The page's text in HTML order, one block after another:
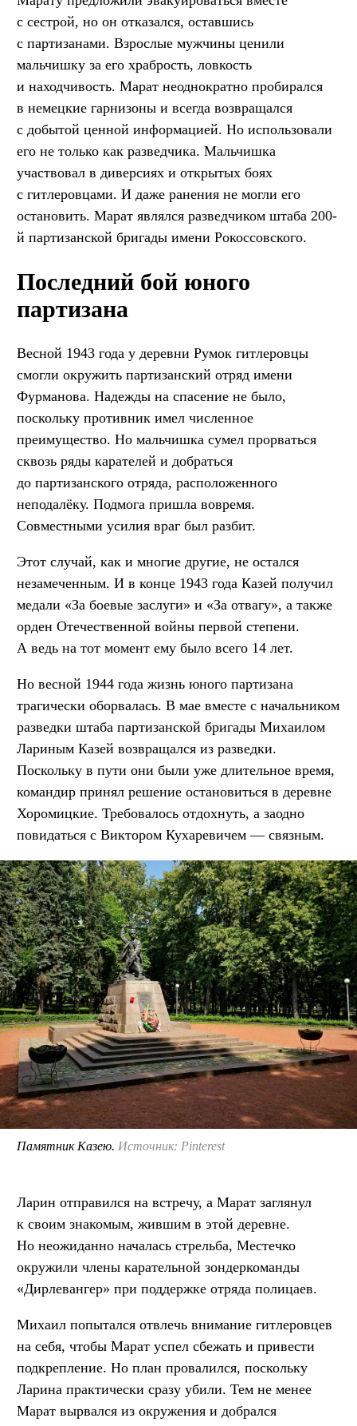
с сестрой, но он отказался, оставшись
с партизанами. Взрослые мужчины ценили
мальчишку за его храбрость, ловкость
и находчивость. Марат неоднократно пробирался
в немецкие гарнизоны и всегда возвращался
с добытой ценной информацией. Но использовали
его не только как разведчика. Мальчишка
участвовал в диверсиях и открытых боях
с гитлеровцами. И даже ранения не могли его
остановить. Марат являлся разведчиком штаба 200-
й партизанской бригады имени Рокоссовского.
Последний бой юного
партизана
Весной 1943 года у деревни Румок гитлеровцы
смогли окружить партизанский отряд имени
Фурманова. Надежды на спасение не было,
поскольку противник имел численное
преимущество. Но мальчишка сумел прорваться
сквозь ряды карателей и добраться
до партизанского отряда, расположенного
неподалёку. Подмога пришла вовремя.
Совместными усилия враг был разбит.
Этот случай, как и многие другие, не остался
незамеченным. И в конце 1943 года Казей получил
медали «За боевые заслуги» и «За отвагу», а также
орден Отечественной войны первой степени.
А ведь на тот момент ему было всего 14 лет.
Но весной 1944 года жизнь юного партизана
трагически оборвалась. В мае вместе с начальником
разведки штаба партизанской бригады Михаилом
Лариным Казей возвращался из разведки.
Поскольку в пути они были уже длительное время,
командир принял решение остановиться в деревне
Хоромицкие. Требовалось отдохнуть, а заодно
повидаться с Виктором Кухаревичем — связным.
Памятник Казею. Источник: Pinterest
Ларин отправился на встречу, а Марат заглянул
к своим знакомым, жившим в этой деревне.
Но неожиданно началась стрельба, Местечко
окружили члены карательной зондеркоманды
«Дирлевангер» при поддержке отряда полицаев.
Михаил попытался отвлечь внимание гитлеровцев
на себя, чтобы Марат успел сбежать и привести
подкрепление. Но план провалился, поскольку
Ларина практически сразу убили. Тем не менее
Марат вырвался из окружения и добрался